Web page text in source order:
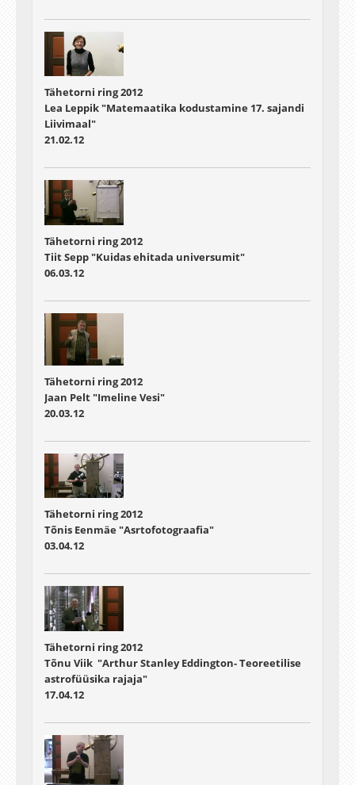
Tähetorni ring 2012
Lea Leppik "Matemaatika kodustamine 17. sajandi
Liivimaal"
21.02.12
Tähetorni ring 2012
Tiit Sepp "Kuidas ehitada universumit"
06.03.12
Tähetorni ring 2012
Jaan Pelt "Imeline Vesi"
20.03.12
Tähetorni ring 2012
Tõnis Eenmäe "Asrtofotograafia"
03.04.12
Tähetorni ring 2012
Tõnu Viik "Arthur Stanley Eddington- Teoreetilise
astrofüüsika rajaja"
17.04.12